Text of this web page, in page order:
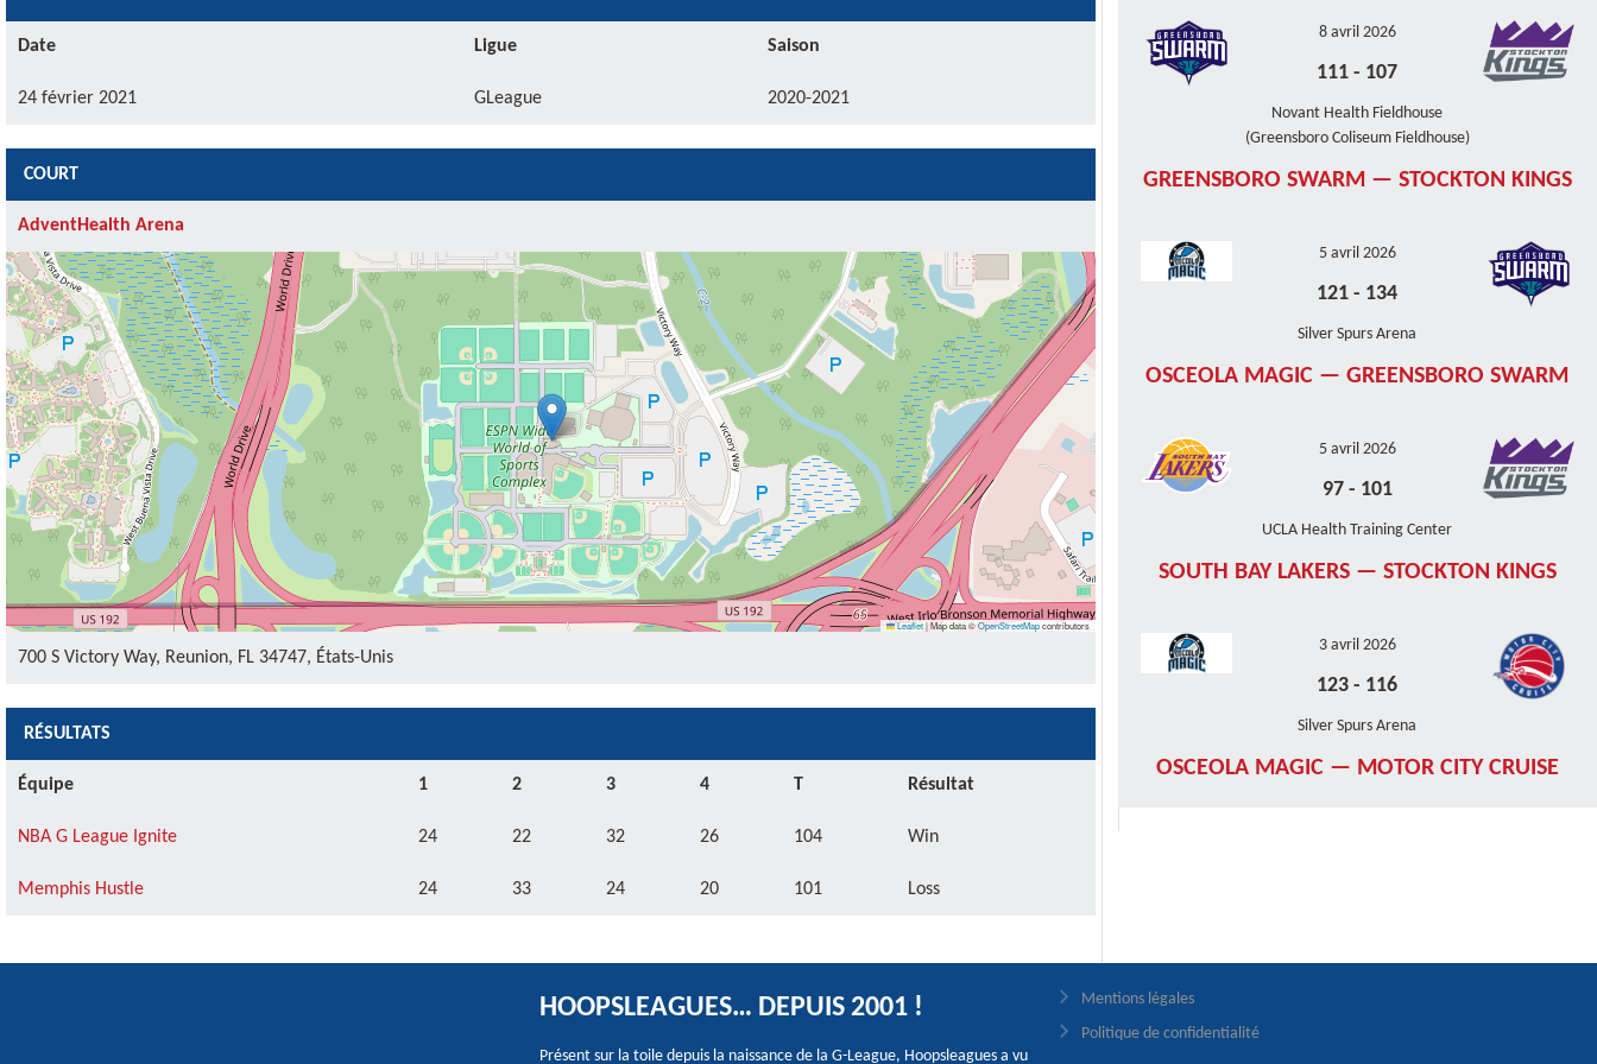
Date Ligue Saison
24 février 2021 GLeague 2020-2021
COURT
AdventHealth Arena
Leaflet|Map data ©OpenStreetMapcontributors
700 S Victory Way, Reunion, FL 34747, États-Unis
RÉSULTATS
Équipe 1 2 3 4 T Résultat
NBA G League Ignite 24 22 32 26 104 Win
Memphis Hustle 24 33 24 20 101 Loss
8 avril 2026
111 - 107
Novant Health Fieldhouse
(Greensboro Coliseum Fieldhouse)
GREENSBORO SWARM — STOCKTON KINGS
5 avril 2026
121 - 134
Silver Spurs Arena
OSCEOLA MAGIC — GREENSBORO SWARM
5 avril 2026
97- 101
UCLA Health Training Center
SOUTH BAY LAKERS — STOCKTON KINGS
3 avril 2026
123 - 116
Silver Spurs Arena
OSCEOLA MAGIC — MOTOR CITY CRUISE
HOOPSLEAGUES… DEPUIS 2001 !
Présent sur la toile depuis la naissance de la G-League, Hoopsleagues a vu
Mentions légales
Politique de confidentialité